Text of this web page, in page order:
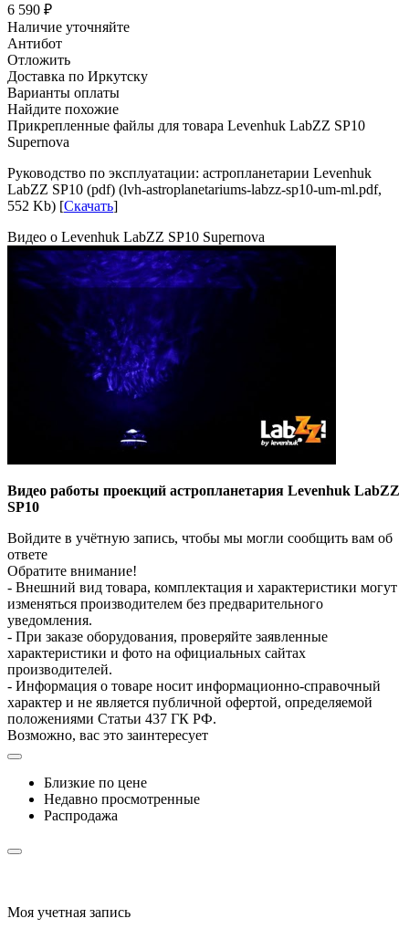
6 590 ₽
Наличие уточняйте
Антибот
Отложить
Доставка по Иркутску
Варианты оплаты
Найдите похожие
Прикрепленные файлы для товара Levenhuk LabZZ SP10
Supernova
Руководство по эксплуатации: астропланетарии Levenhuk
LabZZ SP10 (pdf) (lvh-astroplanetariums-labzz-sp10-um-ml.pdf,
552 Kb) [Скачать]
Видео о Levenhuk LabZZ SP10 Supernova
Видео работы проекций астропланетария Levenhuk LabZZ
SP10
Войдите в учётную запись, чтобы мы могли сообщить вам об
ответе
Обратите внимание!
- Внешний вид товара, комплектация и характеристики могут
изменяться производителем без предварительного
уведомления.
- При заказе оборудования, проверяйте заявленные
характеристики и фото на официальных сайтах
производителей.
- Информация о товаре носит информационно-справочный
характер и не является публичной офертой, определяемой
положениями Статьи 437 ГК РФ.
Возможно, вас это заинтересует
Близкие по цене
Недавно просмотренные
Распродажа
Моя учетная запись